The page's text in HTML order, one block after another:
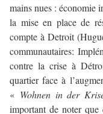
mains nues : économie
la mise en place de
compte à Detroit
communautaires:
contre la crise à
quartier face à
« Wohnen in der
important de noter que